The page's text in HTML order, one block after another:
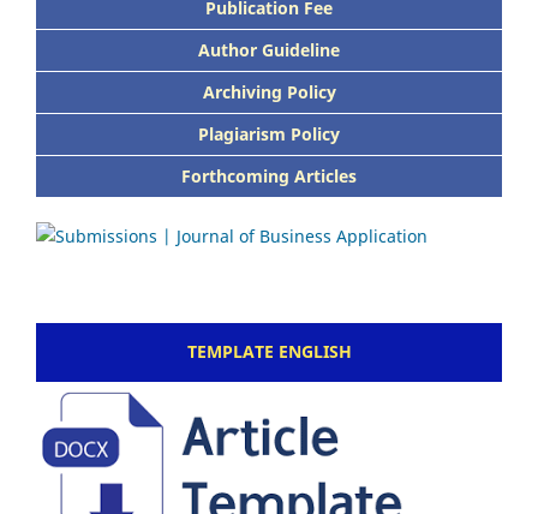
Publication Fee
Author Guideline
Archiving Policy
Plagiarism Policy
Forthcoming Articles
TEMPLATE ENGLISH